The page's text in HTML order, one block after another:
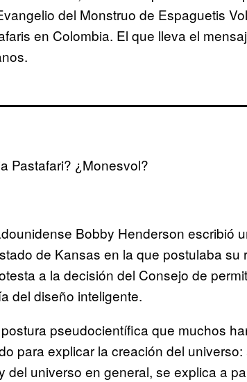
del Monstruo de Espaguetis
en Colombia. El que lleva el
Pastafari? ¿Monesvol?
Bobby Henderson escribió
de Kansas en la que postulaba su
a la decisión del Consejo de
del diseño inteligente.
pseudocientífica que muchos
para explicar la creación del
del universo en general, se explica a